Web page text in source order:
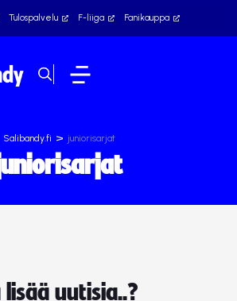
Tulospalvelu F-liiga Fanikauppa
Salibandy.fi > juniorisarjat
lisää uutisia..?